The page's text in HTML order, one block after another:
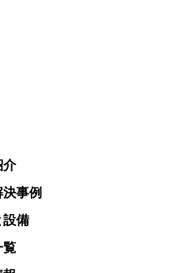
介
事例
備
覧